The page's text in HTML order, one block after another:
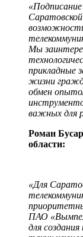
Мы
прикладные
жизни
обмен
важных для
Роман
области:
«Для
ПАО
для